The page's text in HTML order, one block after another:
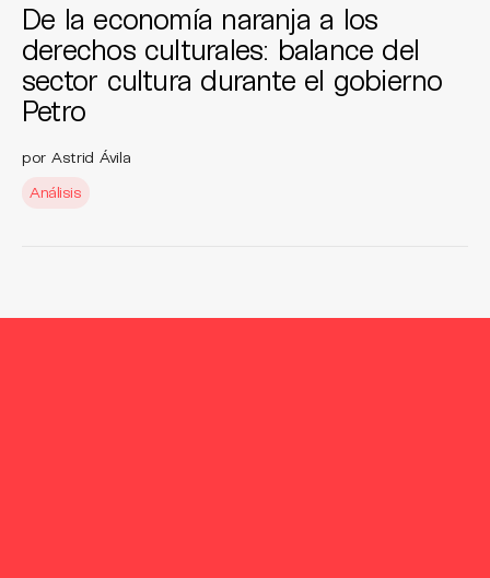
De la economía naranja a los
derechos culturales: balance del
sector cultura durante el gobierno
Petro
por Astrid Ávila
Análisis